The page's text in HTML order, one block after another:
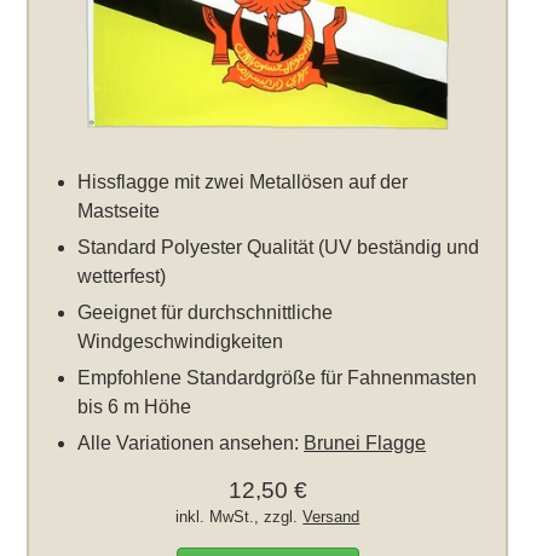
Hissflagge mit zwei Metallösen auf der
Mastseite
Standard Polyester Qualität (UV beständig und
wetterfest)
Geeignet für durchschnittliche
Windgeschwindigkeiten
Empfohlene Standardgröße für Fahnenmasten
bis 6 m Höhe
Alle Variationen ansehen: Brunei Flagge
12,50 €
inkl. MwSt., zzgl.Versand